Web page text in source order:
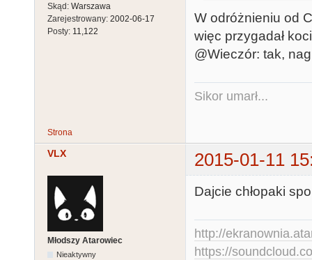
Skąd: Warszawa
Zarejestrowany: 2002-06-17
Posty: 11,122
W odróżnieniu od
więc przygadał
@Wieczór: tak,
Sikor umarł...
Strona
VLX 2015-01-11
Młodszy Atarowiec
Nieaktywny
Dajcie chłopaki
http://
https://